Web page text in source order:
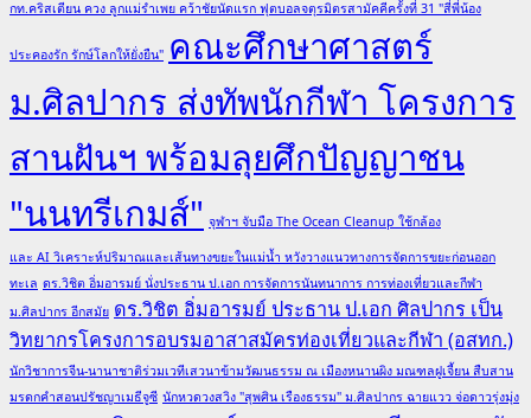
กท.คริสเตียน ควง ลูกแม่รำเพย คว้าชัยนัดแรก ฟุตบอลจตุรมิตรสามัคคีครั้งที่ 31 "สี่พี่น้อง
ประคองรัก รักษ์โลกให้ยั่งยืน" คณะศึกษาศาสตร์
ม.ศิลปากร ส่งทัพนักกีฬา โครงการ
สานฝันฯ พร้อมลุยศึกปัญญาชน
"นนทรีเกมส์" จุฬาฯ จับมือ The Ocean Cleanup ใช้กล้อง
และ AI วิเคราะห์ปริมาณและเส้นทางขยะในแม่น้ำ หวังวางแนวทางการจัดการขยะก่อนออก
ทะเล ดร.วิชิต อิ่มอารมย์ นั่งประธาน ป.เอก การจัดการนันทนาการ การท่องเที่ยวและกีฬา
ม.ศิลปากร อีกสมัย ดร.วิชิต อิ่มอารมย์ ประธาน ป.เอก ศิลปากร เป็น
วิทยากรโครงการอบรมอาสาสมัครท่องเที่ยวและกีฬา (อสทก.)
นักวิชาการจีน-นานาชาติร่วมเวทีเสวนาข้ามวัฒนธรรม ณ เมืองหนานผิง มณฑลฝูเจี้ยน สืบสาน
มรดกคำสอนปรัชญาเมธีจูซี นักหวดวงสวิง "สุพศิน เรืองธรรม" ม.ศิลปากร ฉายแวว จ่อดาวรุ่งมุ่ง